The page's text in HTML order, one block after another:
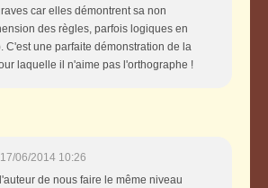
car elles démontrent sa non
des règles, parfois logiques en
C'est une parfaite démonstration de la
laquelle il n'aime pas l'orthographe !
17/06/2014 10:26
de nous faire le même niveau